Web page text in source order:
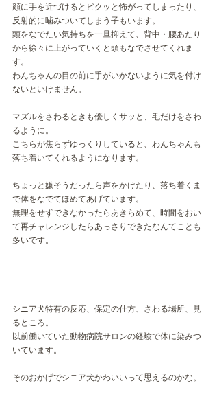
顔に手を近づけるとビクッと怖がってしまったり、
反射的に噛みついてしまう子もいます。
頭をなでたい気持ちを一旦抑えて、背中・腰あたり
から徐々に上がっていくと頭もなでさせてくれま
す。
わんちゃんの目の前に手がいかないように気を付け
ないといけません。
マズルをさわるときも優しくサッと、毛だけをさわ
るように。
こちらが焦らずゆっくりしていると、わんちゃんも
落ち着いてくれるようになります。
ちょっと嫌そうだったら声をかけたり、落ち着くま
で体をなでてほめてあげています。
無理をせずできなかったらあきらめて、時間をおい
て再チャレンジしたらあっさりできたなんてことも
多いです。
シニア犬特有の反応、保定の仕方、さわる場所、見
るところ。
以前働いていた動物病院サロンの経験で体に染みつ
いています。
そのおかげでシニア犬かわいいって思えるのかな。